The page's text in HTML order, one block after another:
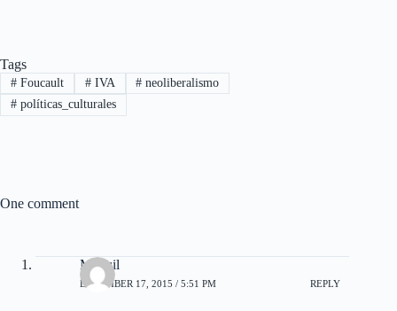
Tags
#Foucault #IVA # neoliberalismo
#políticas_culturales
One comment
Maguil
DECEMBER 17, 2015 / 5:51 PM REPLY